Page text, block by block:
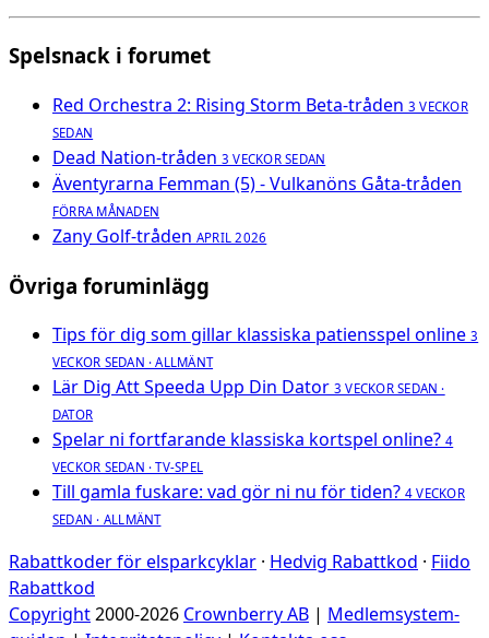
Spelsnack i forumet
Red Orchestra 2: Rising Storm Beta-tråden 3 VECKOR
SEDAN
Dead Nation-tråden 3 VECKOR SEDAN
Äventyrarna Femman (5) - Vulkanöns Gåta-tråden
FÖRRA MÅNADEN
Zany Golf-tråden APRIL 2026
Övriga foruminlägg
Tips för dig som gillar klassiska patiensspel online 3
VECKOR SEDAN · ALLMÄNT
Lär Dig Att Speeda Upp Din Dator 3 VECKOR SEDAN ·
DATOR
Spelar ni fortfarande klassiska kortspel online? 4
VECKOR SEDAN · TV-SPEL
Till gamla fuskare: vad gör ni nu för tiden? 4 VECKOR
SEDAN · ALLMÄNT
Rabattkoder för elsparkcyklar · Hedvig Rabattkod · Fiido
Rabattkod
Copyright2000-2026 Crownberry AB | Medlemsystem-